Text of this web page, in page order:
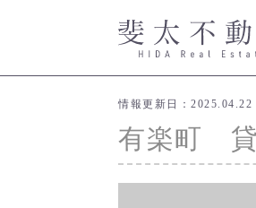
情報更新日：2025.04.22
有楽町 貸